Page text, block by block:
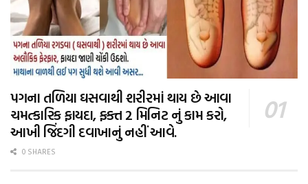
પગના તળિયા ઘસવાથી શરીરમાં થાય છે આવા
ચમત્કારિક ફાયદા, ફક્ત 2 મિનિટ નું કામ કરો,
આખી જિંદગી દવાખાનું નહીં આવે.
0 SHARES